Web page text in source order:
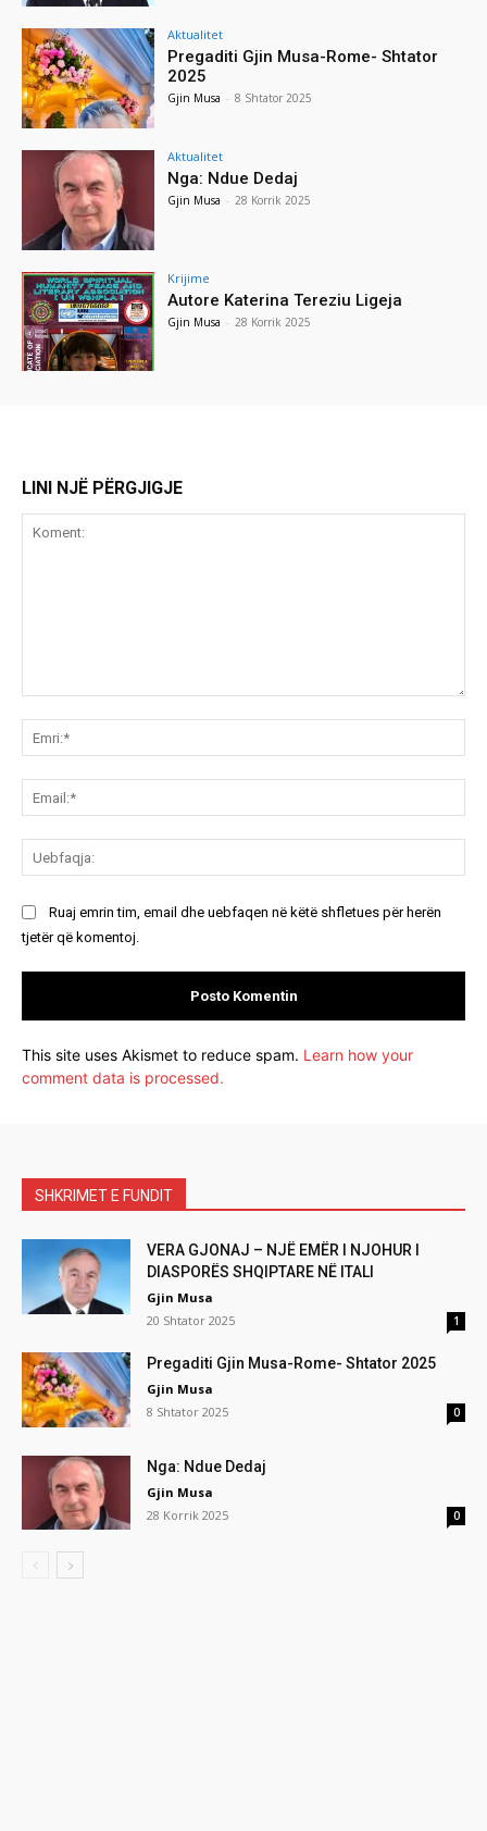
Aktualitet
Pregaditi Gjin Musa-Rome- Shtator
2025
Gjin Musa - 8 Shtator 2025
Aktualitet
Nga: Ndue Dedaj
Gjin Musa - 28 Korrik 2025
Krijime
Autore Katerina Tereziu Ligeja
Gjin Musa - 28 Korrik 2025
LINI NJË PËRGJIGJE
Ruaj emrin tim, email dhe uebfaqen në këtë shfletues për herën
tjetër që komentoj.
This site uses Akismet to reduce spam. Learn how your
comment data is processed.
SHKRIMET E FUNDIT
VERA GJONAJ – NJË EMËR I NJOHUR I
DIASPORËS SHQIPTARE NË ITALI
Gjin Musa
20 Shtator 2025
1
Pregaditi Gjin Musa-Rome- Shtator 2025
Gjin Musa
8 Shtator 2025
0
Nga: Ndue Dedaj
Gjin Musa
28 Korrik 2025
0